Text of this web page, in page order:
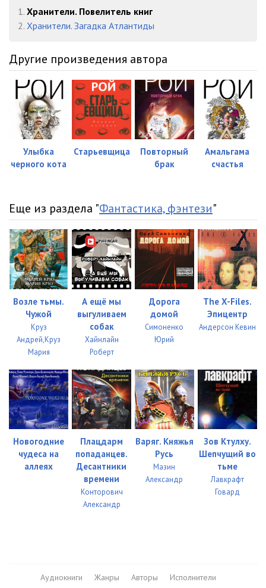
21-Gl10-02
23-Gl11-02 15:16
24-Gl11-03 15:14
25-Gl12-01 08:34
26-Gl12-02 13:37
1. Хранители. Повелитель книг
2. Хранители. Загадка Атлантиды
Другие произведения автора
Улыбка
черного кота
Старьевщица
Повторный
брак
Амальгама
счастья
Еще из раздела "Фантастика, фэнтези"
Возле тьмы.
Чужой
Круз
Андрей,Круз
Мария
А ещё мы
выгуливаем
собак
Хайнлайн
Роберт
Дорога
домой
Симоненко
Юрий
The X-Files.
Эпицентр
Андерсон Кевин
Новогодние
чудеса на
аллеях
Плацдарм
попаданцев.
Десантники
времени
Конторович
Александр
Варяг. Княжья
Русь
Мазин
Александр
Зов Ктулху.
Шепчущий во
тьме
Лавкрафт
Говард
Аудиокниги Жанры Авторы
Исполнители